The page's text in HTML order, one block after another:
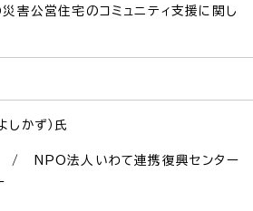
公営住宅のコミュニティ支援に関し
かず）氏
NPO法人いわて連携復興センター